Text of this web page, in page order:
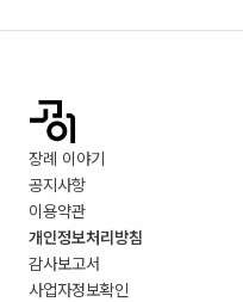
장례 이야기
공지사항
이용약관
개인정보처리방침
감사보고서
사업자정보확인